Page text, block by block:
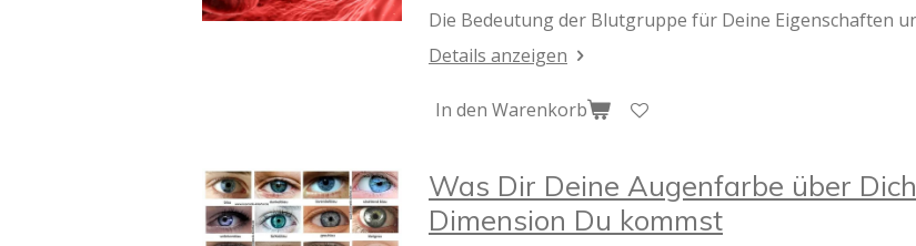
Die Bedeutung der Blutgruppe für Deine Eigenschaften
Details anzeigen
In den Warenkorb
Was Dir Deine Augenfarbe über
Dimension Du kommst